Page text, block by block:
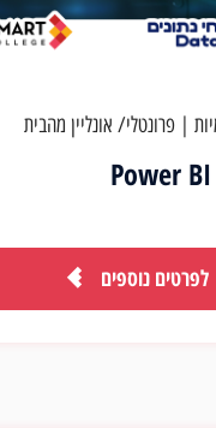
|פרונטלי/ אונליין מהבית
לפרטים נוספים